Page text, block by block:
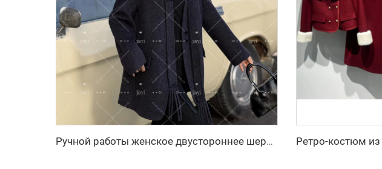
Ручной работы женское двустороннее шерстяное пальто, весенне-зимний длинный тренч, приталенное шерстяное пальто с однобортной застёжкой